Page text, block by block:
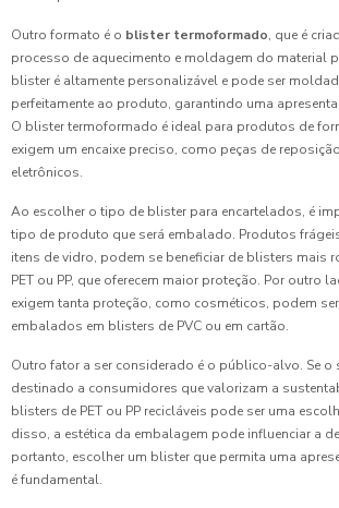
Outro formato é o blister termoformado, que é
processo de aquecimento e moldagem do material
blister é altamente personalizável e pode ser
perfeitamente ao produto, garantindo uma
O blister termoformado é ideal para produtos de
exigem um encaixe preciso, como peças de
eletrônicos.
Ao escolher o tipo de blister para encartelados, é
tipo de produto que será embalado. Produtos
itens de vidro, podem se beneficiar de blisters mais
PET ou PP, que oferecem maior proteção. Por outro
exigem tanta proteção, como cosméticos, podem
embalados em blisters de PVC ou em cartão.
Outro fator a ser considerado é o público-alvo. Se o
destinado a consumidores que valorizam a
blisters de PET ou PP recicláveis pode ser uma
disso, a estética da embalagem pode influenciar a
portanto, escolher um blister que permita uma
é fundamental.